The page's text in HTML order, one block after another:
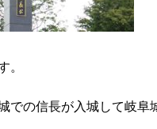
。
での信長が入城して岐阜